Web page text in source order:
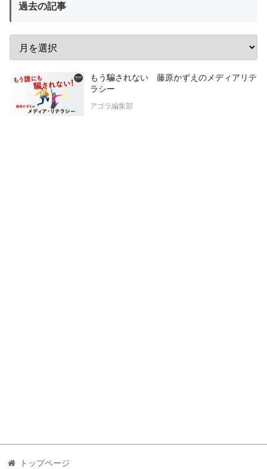
過去の記事
もう騙されない 藤原かずえのメディアリテ
ラシー
アゴラ編集部
トップページ